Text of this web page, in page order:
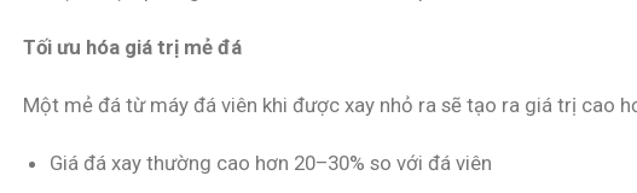
Tối ưu hóa giá trị mẻ đá
Một mẻ đá từ máy đá viên khi được xay nhỏ ra sẽ tạo ra giá trị cao
Giá đá xay thường cao hơn 20–30% so với đá viên